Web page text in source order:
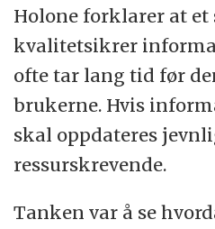
Holone forklarer at
kvalitetsikrer
ofte tar lang tid før
brukerne. Hvis
skal oppdateres
ressurskrevende.
Tanken var å se